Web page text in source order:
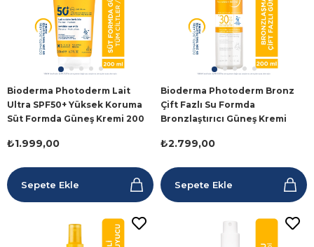
Bioderma Photoderm Lait
Ultra SPF50+ Yüksek Koruma
Süt Formda Güneş Kremi 200
₺1.999,00
Sepete Ekle
Bioderma Photoderm Bronz
Çift Fazlı Su Formda
Bronzlaştırıcı Güneş Kremi
₺2.799,00
Sepete Ekle